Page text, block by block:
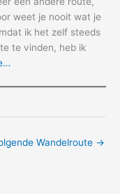
weet je nooit wat je
ik het zelf steeds
te vinden, heb ik
Wandelroute →